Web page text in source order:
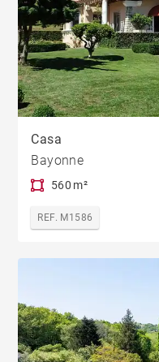
Casa
Bayonne
560 m²
REF. M1586